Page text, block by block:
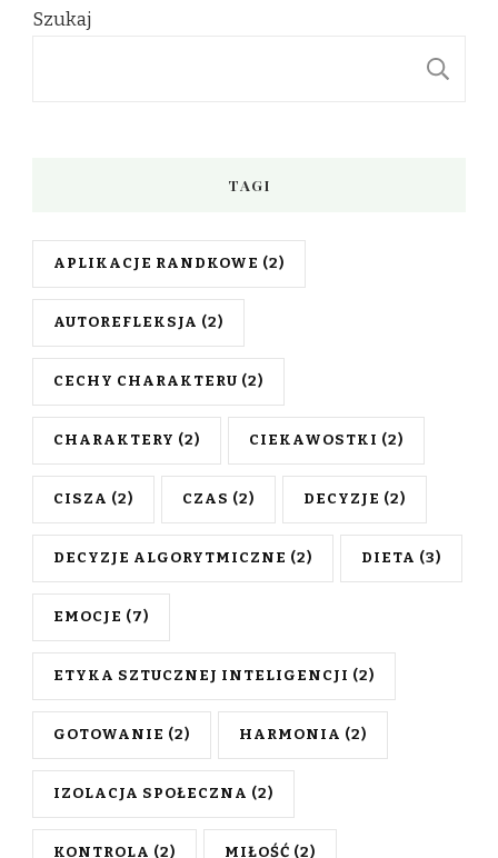
Szukaj
TAGI
APLIKACJE RANDKOWE (2)
AUTOREFLEKSJA (2)
CECHY CHARAKTERU (2)
CHARAKTERY (2) CIEKAWOSTKI (2)
CISZA (2) CZAS (2) DECYZJE (2)
DECYZJE ALGORYTMICZNE (2) DIETA (3)
EMOCJE (7)
ETYKA SZTUCZNEJ INTELIGENCJI (2)
GOTOWANIE (2) HARMONIA (2)
IZOLACJA SPOŁECZNA (2)
KONTROLA (2) MIŁOŚĆ (2)